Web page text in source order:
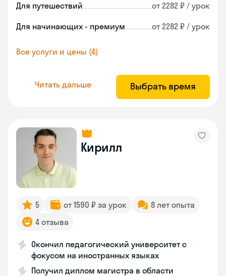
Для путешествий от 2282 ₽ / урок
Для начинающих - премиум от 2282 ₽ / урок
Все услуги и цены (4)
Читать дальше Выбрать время
Кирилл
5 от 1590 ₽ за урок
8 лет опыта
4 отзыва
Окончил педагогический университет с
фокусом на иностранных языках
Получил диплом магистра в области